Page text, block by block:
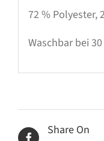
72 % Polyester,
Waschbar bei
Share On